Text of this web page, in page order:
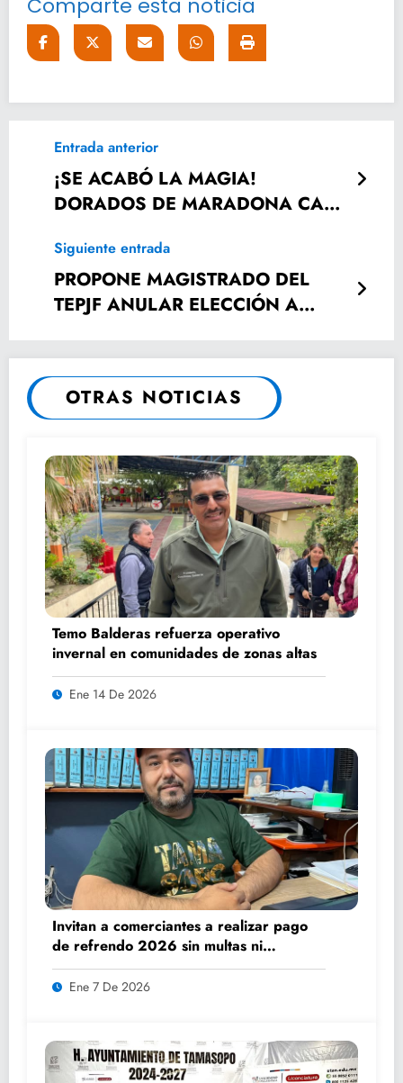
Comparte esta noticia
Entrada anterior
¡SE ACABÓ LA MAGIA!
DORADOS DE MARADONA CAEN
ANTE SAN LUIS
Siguiente entrada
PROPONE MAGISTRADO DEL
TEPJF ANULAR ELECCIÓN A
OTRAS NOTICIAS
Temo Balderas refuerza operativo
invernal en comunidades de zonas altas
Ene 14 De 2026
Invitan a comerciantes a realizar pago
de refrendo 2026 sin multas ni
recargos
Ene 7 De 2026